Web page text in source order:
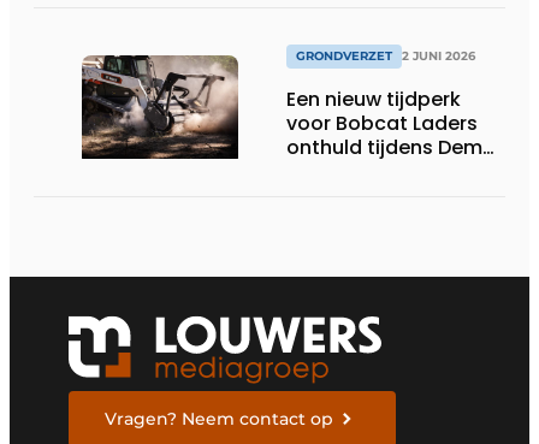
GRONDVERZET 2 JUNI 2026
Een nieuw tijdperk
voor Bobcat Laders
onthuld tijdens Demo
Vragen? Neem contact op